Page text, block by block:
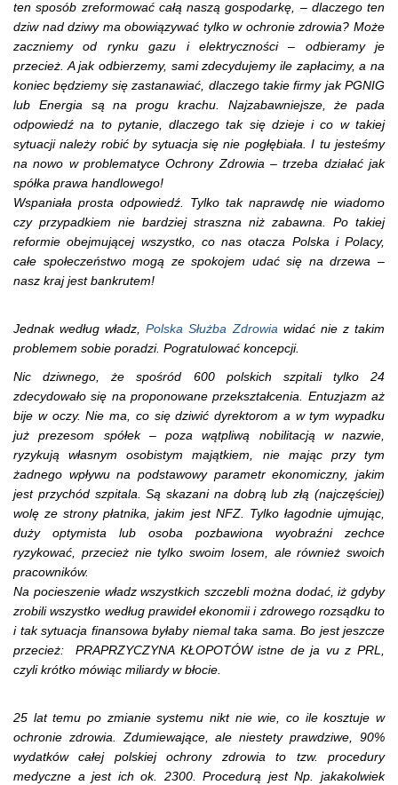
ten sposób zreformować całą naszą gospodarkę, – dlaczego ten
dziw nad dziwy ma obowiązywać tylko w ochronie zdrowia? Może
zaczniemy od rynku gazu i elektryczności – odbieramy je
przecież. A jak odbierzemy, sami zdecydujemy ile zapłacimy, a na
koniec będziemy się zastanawiać, dlaczego takie firmy jak PGNIG
lub Energia są na progu krachu. Najzabawniejsze, że pada
odpowiedź na to pytanie, dlaczego tak się dzieje i co w takiej
sytuacji należy robić by sytuacja się nie pogłębiała. I tu jesteśmy
na nowo w problematyce Ochrony Zdrowia – trzeba działać jak
spółka prawa handlowego!
Wspaniała prosta odpowiedź. Tylko tak naprawdę nie wiadomo
czy przypadkiem nie bardziej straszna niż zabawna. Po takiej
reformie obejmującej wszystko, co nas otacza Polska i Polacy,
całe społeczeństwo mogą ze spokojem udać się na drzewa –
nasz kraj jest bankrutem!
Jednak według władz, Polska Służba Zdrowia widać nie z takim
problemem sobie poradzi. Pogratulować koncepcji.
Nic dziwnego, że spośród 600 polskich szpitali tylko 24
zdecydowało się na proponowane przekształcenia. Entuzjazm aż
bije w oczy. Nie ma, co się dziwić dyrektorom a w tym wypadku
już prezesom spółek – poza wątpliwą nobilitacją w nazwie,
ryzykują własnym osobistym majątkiem, nie mając przy tym
żadnego wpływu na podstawowy parametr ekonomiczny, jakim
jest przychód szpitala. Są skazani na dobrą lub złą (najczęściej)
wolę ze strony płatnika, jakim jest NFZ. Tylko łagodnie ujmując,
duży optymista lub osoba pozbawiona wyobraźni zechce
ryzykować, przecież nie tylko swoim losem, ale również swoich
pracowników.
Na pocieszenie władz wszystkich szczebli można dodać, iż gdyby
zrobili wszystko według prawideł ekonomii i zdrowego rozsądku to
i tak sytuacja finansowa byłaby niemal taka sama. Bo jest jeszcze
przecież:
PRAPRZYCZYNA KŁOPOTÓW istne de ja vu z PRL,
czyli krótko mówiąc miliardy w błocie.
25 lat temu po zmianie systemu nikt nie wie, co ile kosztuje w
ochronie zdrowia. Zdumiewające, ale niestety prawdziwe, 90%
wydatków całej polskiej ochrony zdrowia to tzw. procedury
medyczne a jest ich ok. 2300. Procedurą jest Np. jakakolwiek